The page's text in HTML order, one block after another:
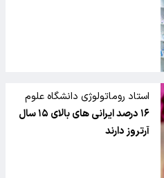
استاد روماتولوژی دانشگاه علوم
پزشکی تهران؛
۱۶ درصد ایرانی های بالای ۱۵ سال
آرتروز دارند